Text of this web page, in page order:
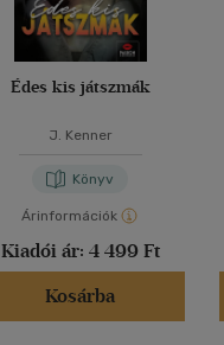
Édes kis játszmák
J. Kenner
Könyv
Árinformációk
Kiadói ár: 4 499 Ft
Kosárba